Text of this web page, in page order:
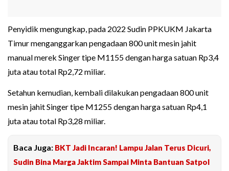
Penyidik mengungkap, pada 2022 Sudin PPKUKM Jakarta
Timur menganggarkan pengadaan 800 unit mesin jahit
manual merek Singer tipe M1155 dengan harga satuan Rp3,4
juta atau total Rp2,72 miliar.
Setahun kemudian, kembali dilakukan pengadaan 800 unit
mesin jahit Singer tipe M1255 dengan harga satuan Rp4,1
juta atau total Rp3,28 miliar.
Baca Juga: BKT Jadi Incaran! Lampu Jalan Terus Dicuri,
Sudin Bina Marga Jaktim Sampai Minta Bantuan Satpol